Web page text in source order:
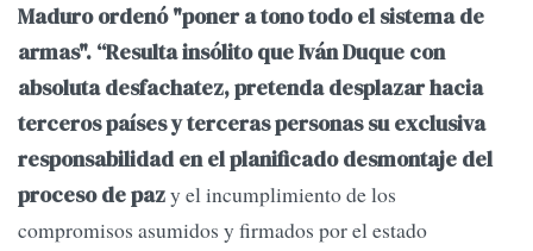
Maduro ordenó "poner a tono todo el sistema de
armas". “Resulta insólito que Iván Duque con
absoluta desfachatez, pretenda desplazar hacia
terceros países y terceras personas su exclusiva
responsabilidad en el planificado desmontaje del
proceso de pazy el incumplimiento de los
compromisos asumidos y firmados por el estado